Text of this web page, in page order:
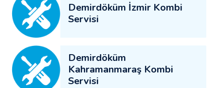
Demirdöküm İzmir Kombi
Servisi
Demirdöküm
Kahramanmaraş Kombi
Servisi